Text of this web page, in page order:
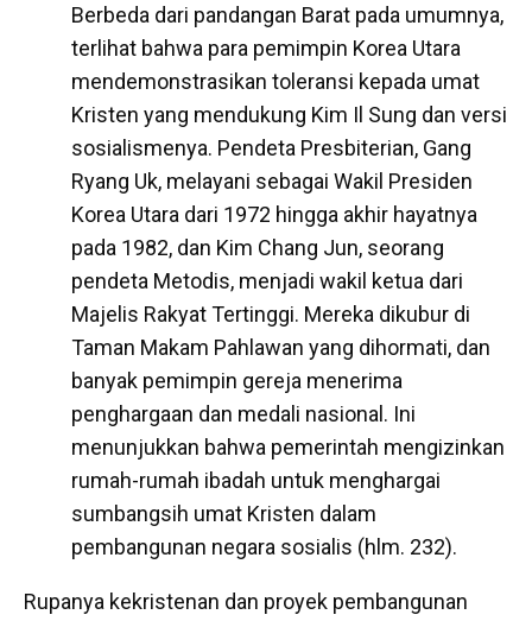
Berbeda dari pandangan Barat pada umumnya,
terlihat bahwa para pemimpin Korea Utara
mendemonstrasikan toleransi kepada umat
Kristen yang mendukung Kim Il Sung dan versi
sosialismenya. Pendeta Presbiterian, Gang
Ryang Uk, melayani sebagai Wakil Presiden
Korea Utara dari 1972 hingga akhir hayatnya
pada 1982, dan Kim Chang Jun, seorang
pendeta Metodis, menjadi wakil ketua dari
Majelis Rakyat Tertinggi. Mereka dikubur di
Taman Makam Pahlawan yang dihormati, dan
banyak pemimpin gereja menerima
penghargaan dan medali nasional. Ini
menunjukkan bahwa pemerintah mengizinkan
rumah-rumah ibadah untuk menghargai
sumbangsih umat Kristen dalam
pembangunan negara sosialis (hlm. 232).
Rupanya kekristenan dan proyek pembangunan